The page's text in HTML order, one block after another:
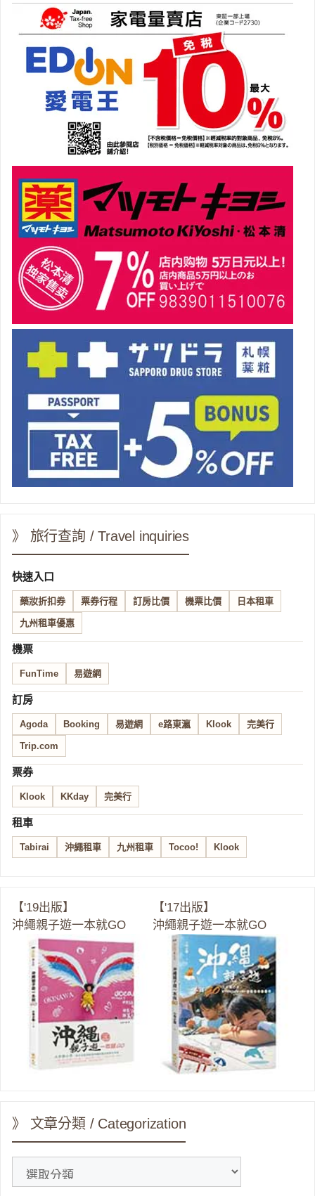
》 旅行查詢 / Travel inquiries
快速入口
藥妝折扣券 票券行程 訂房比價 機票比價 日本租車
九州租車優惠
機票
FunTime 易遊網
訂房
Agoda Booking 易遊網 e路東瀛 Klook 完美行
Trip.com
票券
Klook KKday 完美行
租車
Tabirai 沖繩租車 九州租車 Tocoo! Klook
【'19出版】
沖繩親子遊一本就GO
【'17出版】
沖繩親子遊一本就GO
》 文章分類 / Categorization